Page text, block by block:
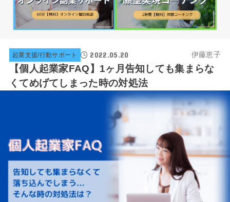
起業支援/行動サポート 2022.05.20 伊藤恵子
【個人起業家FAQ】1ヶ月告知しても集まらな
くてめげてしまった時の対処法